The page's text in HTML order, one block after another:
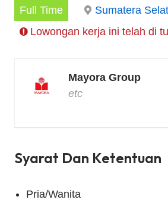
Full Time Sumatera
Lowongan kerja ini telah di
Mayora Group
etc
Syarat Dan Ketentuan
Pria/Wanita